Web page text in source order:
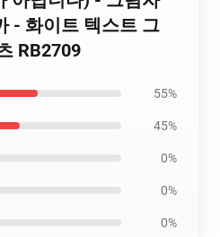
- 화이트 텍스트 그
RB2709
55%
45%
0%
0%
0%